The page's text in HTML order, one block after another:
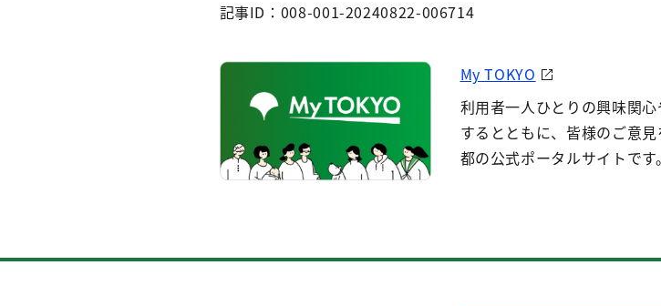
記事ID：008-001-20240822-006714
My TOKYO
利用者一人ひとりの興味関
するとともに、皆様のご意
都の公式ポータルサイトです。